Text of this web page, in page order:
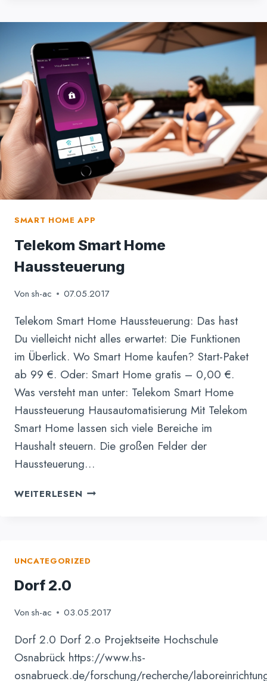
GRATIS
DIENST
SMART HOME APP
Telekom Smart Home
Haussteuerung
Von sh-ac 07.05.2017
Telekom Smart Home Haussteuerung: Das hast
Du vielleicht nicht alles erwartet: Die Funktionen
im Überlick. Wo Smart Home kaufen? Start-Paket
ab 99 €. Oder: Smart Home gratis – 0,00 €.
Was versteht man unter: Telekom Smart Home
Haussteuerung Hausautomatisierung Mit Telekom
Smart Home lassen sich viele Bereiche im
Haushalt steuern. Die großen Felder der
Haussteuerung…
WEITERLESEN TELEKOM
UNCATEGORIZED
Dorf 2.0
Von sh-ac 03.05.2017
Dorf 2.0 Dorf 2.o Projektseite Hochschule
Osnabrück https://www.hs-
osnabrueck.de/forschung/recherche/